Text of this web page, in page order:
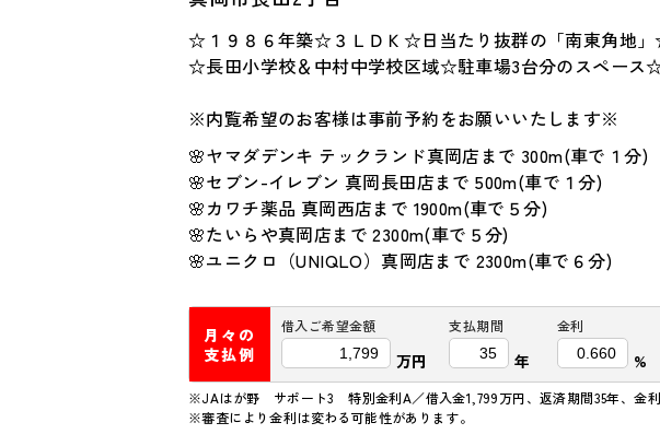
☆１９８６年築☆３ＬＤＫ☆日当たり抜群の「南東角地
☆長田小学校＆中村中学校区域☆駐車場3台分のスペース
※内覧希望のお客様は事前予約をお願いいたします※
🌸ヤマダデンキ テックランド真岡店まで 300m(車で１分)
🌸セブン-イレブン 真岡長田店まで 500m(車で１分)
🌸カワチ薬品 真岡西店まで 1900m(車で５分)
🌸たいらや真岡店まで 2300m(車で５分)
🌸ユニクロ（UNIQLO）真岡店まで 2300m(車で６分)
月々の
支払例
借入ご希望金額
万円
支払期間
年
金利
%
※JAはが野 サポート3 特別金利A／借入金1,799万円、返済期間35年、金
※審査により金利は変わる可能性があります。